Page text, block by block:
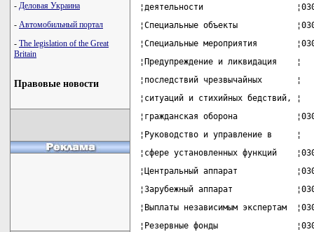
- Деловая Украина
- Автомобильный портал
- The legislation of the Great
Britain
Правовые новости
¦деятельности
¦Специальные объекты
¦Специальные мероприятия
¦Предупреждение и
¦последствий чрезвычайных
¦ситуаций и стихийных
¦гражданская оборона
¦Руководство и управление
¦сфере установленных функций
¦Центральный аппарат
¦Зарубежный аппарат
¦Выплаты независимым экспертам
¦Резервные фонды